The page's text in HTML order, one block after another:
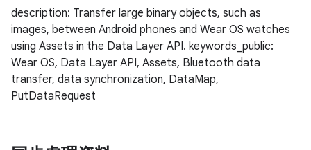
description: Transfer large binary objects, such as
images, between Android phones and Wear OS watches
using Assets in the Data Layer API. keywords_public:
Wear OS, Data Layer API, Assets, Bluetooth data
transfer, data synchronization, DataMap,
PutDataRequest